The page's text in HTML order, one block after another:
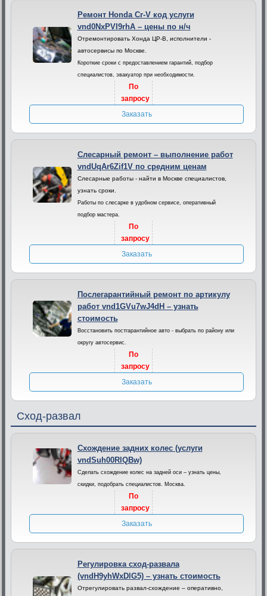
Ремонт Honda Cr-V код услуги
vnd0NxPVI9rhA – цены по н/ч
Отремонтировать Хонда ЦР-В, исполнители -
автосервисы по Москве.
Короткие сроки с предоставлением гарантий, подбор
специалистов, эвакуатор при необходимости.
По
запросу
Заказать
Слесарный ремонт – выполнение работ
vndUqAr6Zif1V по средним ценам
Слесарные работы - найти в Москве специалистов,
узнать сроки.
Работы по слесарке в удобном сервисе, оперативный
подбор мастера.
По
запросу
Заказать
Послегарантийный ремонт по артикулу
работ vnd1GVu7wJ4dH – узнать
стоимость
Восстановить постгарантийное авто - выбрать по району или
округу автосервис.
По
запросу
Заказать
Сход-развал
Схождение задних колес (услуги
vndSuh00RlQBw)
Сделать схождение колес на задней оси – узнать цены,
скидки, подобрать специалистов. Москва.
По
запросу
Заказать
Регулировка сход-развала
(vndH9yhWxDlG5) – узнать стоимость
Отрегулировать развал-схождение – оперативно,